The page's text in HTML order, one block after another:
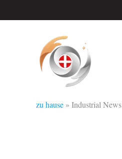
zu hause » Industrial News